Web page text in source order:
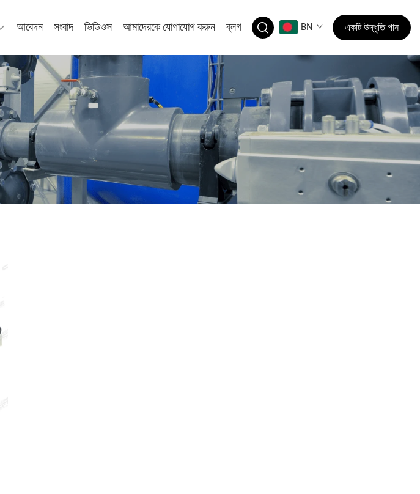
আবেদন সংবাদ ভিডিওস আমাদেরকে যোগাযোগ করুন ব্লগ BN একটি উদ্ধৃতি পান